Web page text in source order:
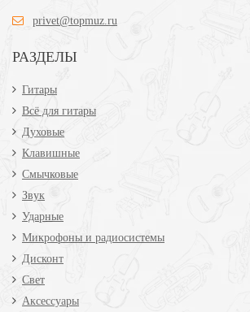
privet@topmuz.ru
РАЗДЕЛЫ
Гитары
Всё для гитары
Духовые
Клавишные
Смычковые
Звук
Ударные
Микрофоны и радиосистемы
Дисконт
Свет
Аксессуары